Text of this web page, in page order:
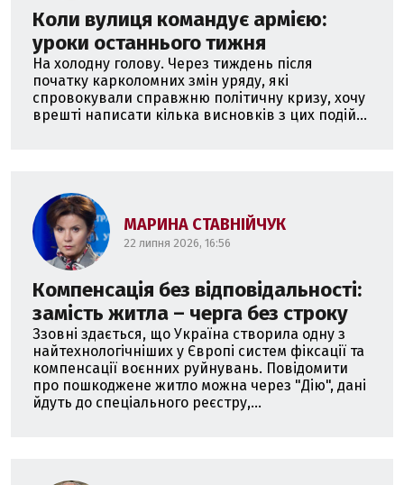
Коли вулиця командує армією:
уроки останнього тижня
На холодну голову. Через тиждень після
початку карколомних змін уряду, які
спровокували справжню політичну кризу, хочу
врешті написати кілька висновків з цих подій...
МАРИНА СТАВНІЙЧУК
22 липня 2026, 16:56
Компенсація без відповідальності:
замість житла – черга без строку
Ззовні здається, що Україна створила одну з
найтехнологічніших у Європі систем фіксації та
компенсації воєнних руйнувань. Повідомити
про пошкоджене житло можна через "Дію", дані
йдуть до спеціального реєстру,...